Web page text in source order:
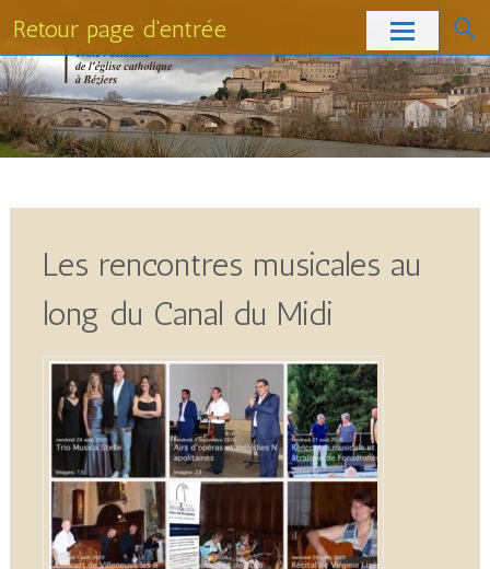
Retour page d'entrée
Skip
to
content
Les rencontres musicales au
long du Canal du Midi